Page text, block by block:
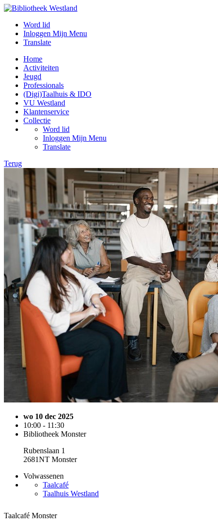
Word lid
Inloggen Mijn Menu
Translate
Home
Activiteiten
Jeugd
Professionals
(Digi)Taalhuis & IDO
VU Westland
Klantenservice
Collectie
Word lid
Inloggen Mijn Menu
Translate
Terug
wo 10 dec 2025
10:00 - 11:30
Bibliotheek Monster
Rubenslaan 1
2681NT Monster
Volwassenen
Taalcafé
Taalhuis Westland
Taalcafé Monster